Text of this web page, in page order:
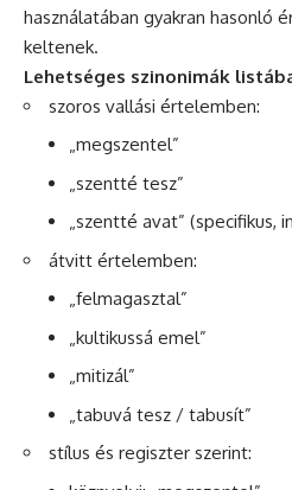
használatában gyakran hasonló
keltenek.
Lehetséges szinonimák
szoros vallási értelemben:
„megszentel”
„szentté tesz”
„szentté avat” (specifikus,
átvitt értelemben:
„felmagasztal”
„kultikussá emel”
„mitizál”
„tabuvá tesz / tabusít”
stílus és regiszter szerint: